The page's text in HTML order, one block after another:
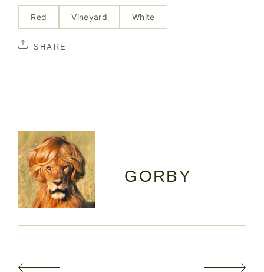
Red Vineyard White
SHARE
GORBY